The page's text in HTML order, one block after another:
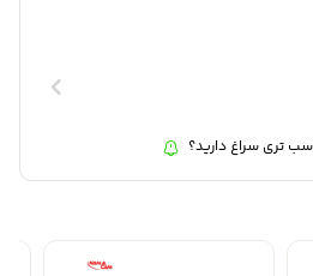
زاویه مورد نظر را تنظیم کنید .
تری سراغ دارید؟